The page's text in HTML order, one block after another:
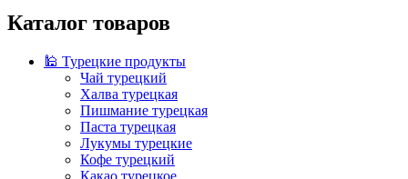
Каталог товаров
🕌 Турецкие продукты
Чай турецкий
Халва турецкая
Пишмание турецкая
Паста турецкая
Лукумы турецкие
Кофе турецкий
Какао турецкое